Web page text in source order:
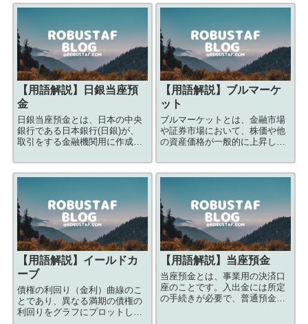
【用語解説】
日銀当座預
金
日銀当座預金とは、日本の中央
銀行である日本銀行(日銀)が、
取引をする金融機関用に作成し
日銀当座預金は、銀行や信用組
合などの金融機関が日本銀行に
般の個人や法人が持つ普通預金
とは異なります。
【用語解説】 ブルマーケ
ット
ブルマーケットとは、金融市場
や証券市場において、株価や他
の資産価格が一般的に上昇し、
【用語解説】 イールドカ
ーブ
債権の利回り（金利）曲線のこ
とであり、異なる満期の債権の
利回りをグラフにプロットした
【用語解説】 当座預金
当座預金とは、事業用の決済口
座のことです。入出金には所定
の手続きが必要で、普通預金の